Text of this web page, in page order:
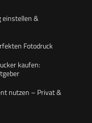
einstellen &
Fotodruck
kaufen:
nutzen – Privat &